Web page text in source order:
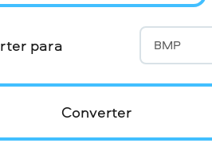
para BMP
Converter